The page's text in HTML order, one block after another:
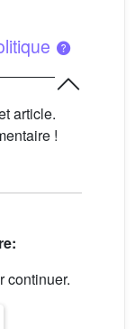
article.
!
continuer.